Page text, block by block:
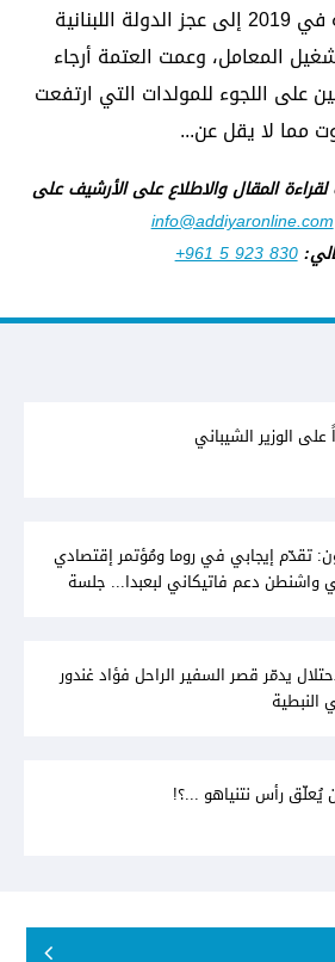
أدت الأزمة الاقتصادية في 2019 إلى عجز الدولة اللبنانية
المعامل، وعمت العتمة أرجاء
على اللجوء للمولدات التي ارتفعت
مما لا يقل عن...
لقراءة المقال والاطلاع على الأرشيف على
info@addiyaronline.com
+961 5 923 830
على الوزير الشيباني
تقدّم إيجابي في روما ومُؤتمر إقتصادي
واشنطن دعم فاتيكاني لبعبدا... جلسة
يدمّر قصر السفير الراحل فؤاد غندور
النبطية
يُعلّق رأس نتنياهو ...؟!